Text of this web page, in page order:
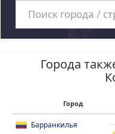
Города
Город
Барранкилья